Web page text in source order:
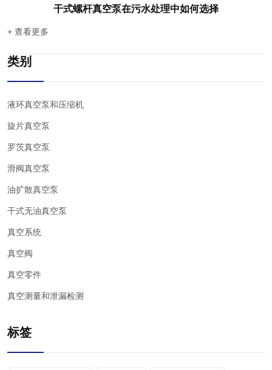
干式螺杆真空泵在污水处理中如何选择
+ 查看更多
类别
液环真空泵和压缩机
旋片真空泵
罗茨真空泵
滑阀真空泵
油扩散真空泵
干式无油真空泵
真空系统
真空阀
真空零件
真空测量和泄漏检测
标签